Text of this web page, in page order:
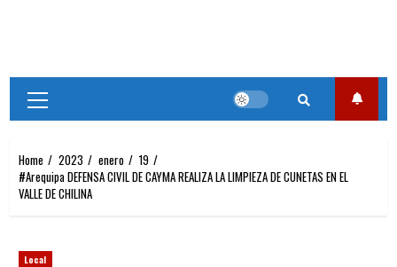
Primary
Menu
Home 2023 enero
19
#Arequipa DEFENSA CIVIL DE CAYMA REALIZA LA LIMPIEZA DE CUNETAS EN EL
VALLE DE CHILINA
Local